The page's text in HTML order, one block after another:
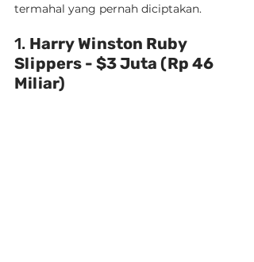
termahal yang pernah diciptakan.
1. Harry Winston Ruby
Slippers - $3 Juta (Rp 46
Miliar)